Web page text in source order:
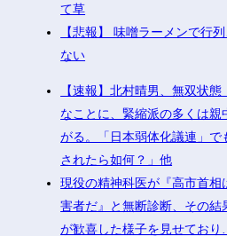
て草
【悲報】 味噌ラーメンで行
ない
【速報】北村晴男、無双状態
なことに、緊縮派の多くは親
がる。「日本弱体化議連」で
されたら如何？」他
現役の精神科医が『高市首相
害者だ』と無断診断、その結
が歓喜した様子を見せてお